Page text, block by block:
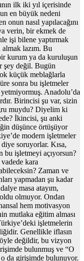
ilk iki yıl içerisinde
en büyük nedeni
nasıl yapılacağını
verin, bir ekmek de
işi bilene yaptırmak
lazım. Bu
kurum ya da kuruluşun
şey değil. Bugün
küçük meblağlarla
sonra bu işletmeler
Anadolu’da
Birincisi şu var, sizin
muydu? Diyelim ki
İkincisi, şu anki
düşünce örtüşüyor
modern işletmeler
soruyorlar. Kısa,
işletmeyi açıyorsun?
kara
Zaman ve
yapmadan şu kadar
masa atayım,
olmuyor. Ondan
hem motivasyon
mutlaka eğitim alması
işletmelerin
Genellikle iflasın
değildir, bu vizyon
bulunmuş ve “O
o da girişimde bulunuyor.